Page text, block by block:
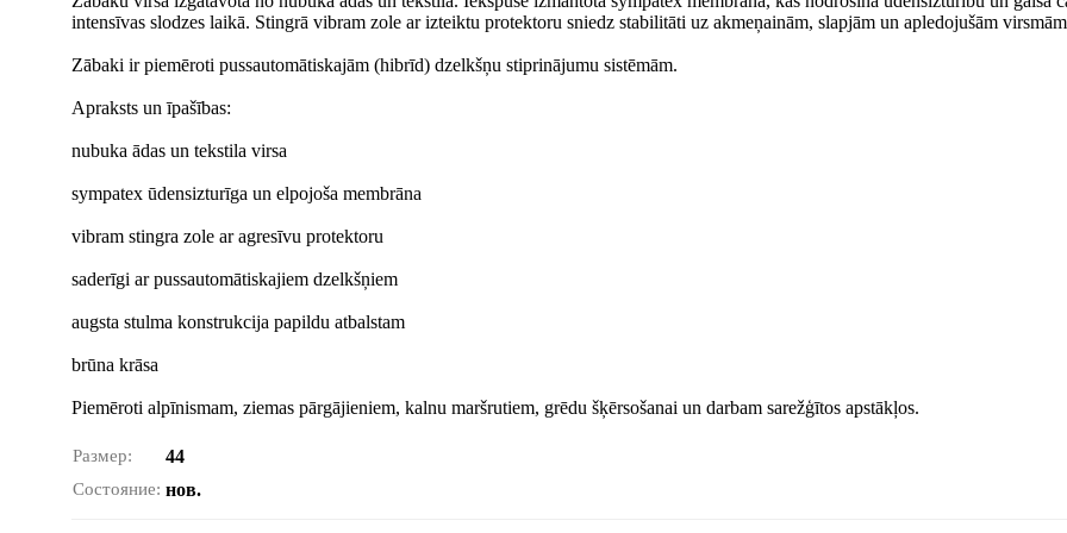
intensīvas slodzes laikā. Stingrā vibram zole ar izteiktu protektoru sniedz stabilitāti uz akmeņainām, slapjām un apledojušām
Zābaki ir piemēroti pussautomātiskajām (hibrīd) dzelkšņu stiprinājumu sistēmām.
Apraksts un īpašības:
nubuka ādas un tekstila virsa
sympatex ūdensizturīga un elpojoša membrāna
vibram stingra zole ar agresīvu protektoru
saderīgi ar pussautomātiskajiem dzelkšņiem
augsta stulma konstrukcija papildu atbalstam
brūna krāsa
Piemēroti alpīnismam, ziemas pārgājieniem, kalnu maršrutiem, grēdu šķērsošanai un darbam sarežģītos apstākļos.
Размер: 44
Состояние: нов.